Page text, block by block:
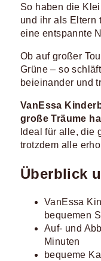
So haben die
und ihr als Eltern
eine entspannte
Ob auf großer
Grüne – so
beieinander und
VanEssa
große Träume
Ideal für alle, die
trotzdem alle
Überblick
VanEssa
bequemen
Auf- und
Minuten
bequeme